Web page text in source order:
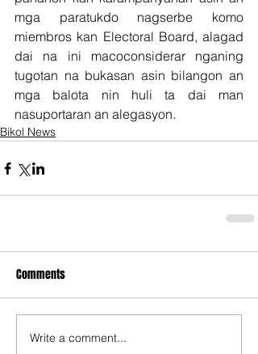
mga paratukdo nagserbe komo
miembros kan Electoral Board, alagad
dai na ini macoconsiderar nganing
tugotan na bukasan asin bilangon an
mga balota nin huli ta dai man
nasuportaran an alegasyon.
Bikol News
Comments
Write a comment...